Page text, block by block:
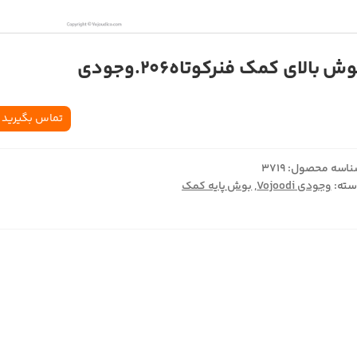
بالای کمک فنرکوتاه206.وجودی
تماس بگیرید
محصول:3719
وجودی Vojoodi ,بوش پایه کمک